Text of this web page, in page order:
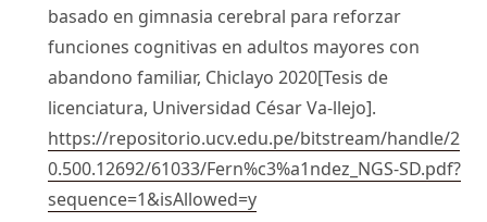
basado en gimnasia cerebral para reforzar
funciones cognitivas en adultos mayores con
abandono familiar, Chiclayo 2020[Tesis de
licenciatura, Universidad César Va-llejo].
https://repositorio.ucv.edu.pe/bitstream/handle/2
0.500.12692/61033/Fern%c3%a1ndez_NGS-SD.pdf?
sequence=1&isAllowed=y